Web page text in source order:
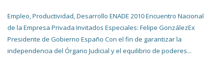
Empleo, Productividad, Desarrollo ENADE 2010 Encuentro Nacional
de la Empresa Privada Invitados Especiales: Felipe GonzálezEx
Presidente de Gobierno Españo Con el fin de garantizar la
independencia del Órgano Judicial y el equilibrio de poderes...